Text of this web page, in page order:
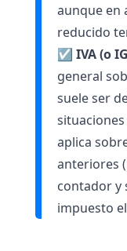
aunque en
reducido
☑ IVA (o
general
suele ser
aplica
anteriores
contador y
impuesto